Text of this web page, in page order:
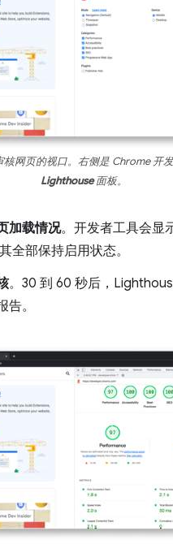
核网页的视口。右侧是 Chrome 开
Lighthouse面板。
加载情况。开发者工具会显
全部保持启用状态。
。30 到 60 秒后，
。